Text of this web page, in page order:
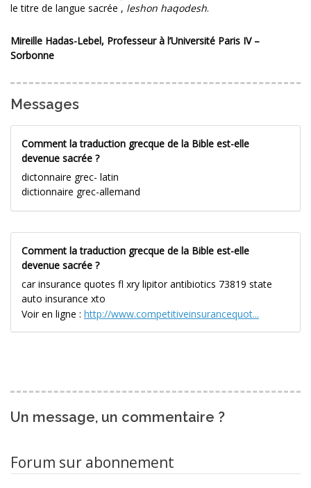
le titre de langue sacrée , leshon haqodesh.
Mireille Hadas-Lebel, Professeur à l’Université Paris IV –
Sorbonne
Messages
Comment la traduction grecque de la Bible est-elle
devenue sacrée ?
dictonnaire grec- latin
dictionnaire grec-allemand
Comment la traduction grecque de la Bible est-elle
devenue sacrée ?
car insurance quotes fl xry lipitor antibiotics 73819 state
auto insurance xto
Voir en ligne : http://www.competitiveinsurancequot...
Un message, un commentaire ?
Forum sur abonnement